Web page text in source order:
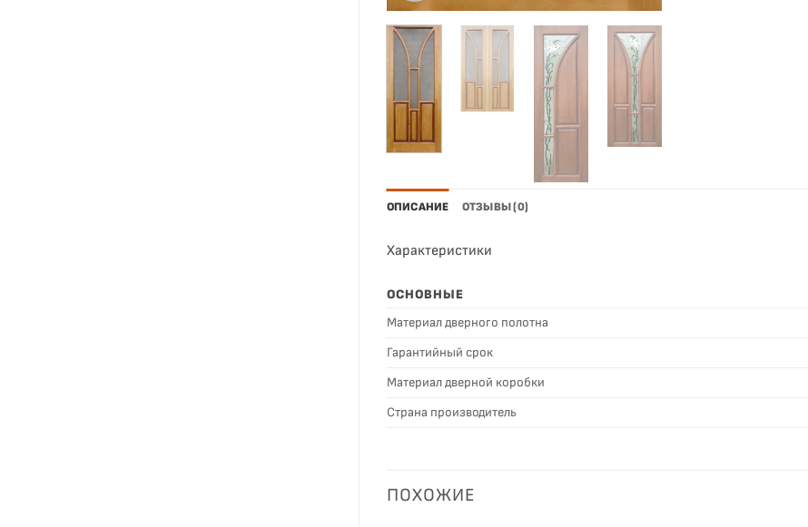
ОПИСАНИЕ ОТЗЫВЫ (0)
Характеристики
ОСНОВНЫЕ
Материал дверного полотна
Гарантийный срок
Материал дверной коробки
Страна производитель
ПОХОЖИЕ